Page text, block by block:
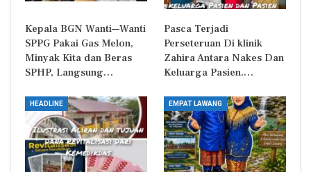
Kepala BGN Wanti—Wanti
SPPG Pakai Gas Melon,
Minyak Kita dan Beras
SPHP, Langsung…
Pasca Terjadi
Perseteruan Di klinik
Zahira Antara Nakes Dan
Keluarga Pasien.…
HEADLINE EMPAT LAWANG